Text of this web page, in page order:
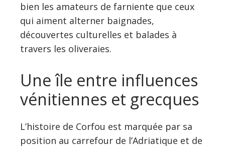
bien les amateurs de farniente que ceux
qui aiment alterner baignades,
découvertes culturelles et balades à
travers les oliveraies.
Une île entre influences
vénitiennes et grecques
L’histoire de Corfou est marquée par sa
position au carrefour de l’Adriatique et de